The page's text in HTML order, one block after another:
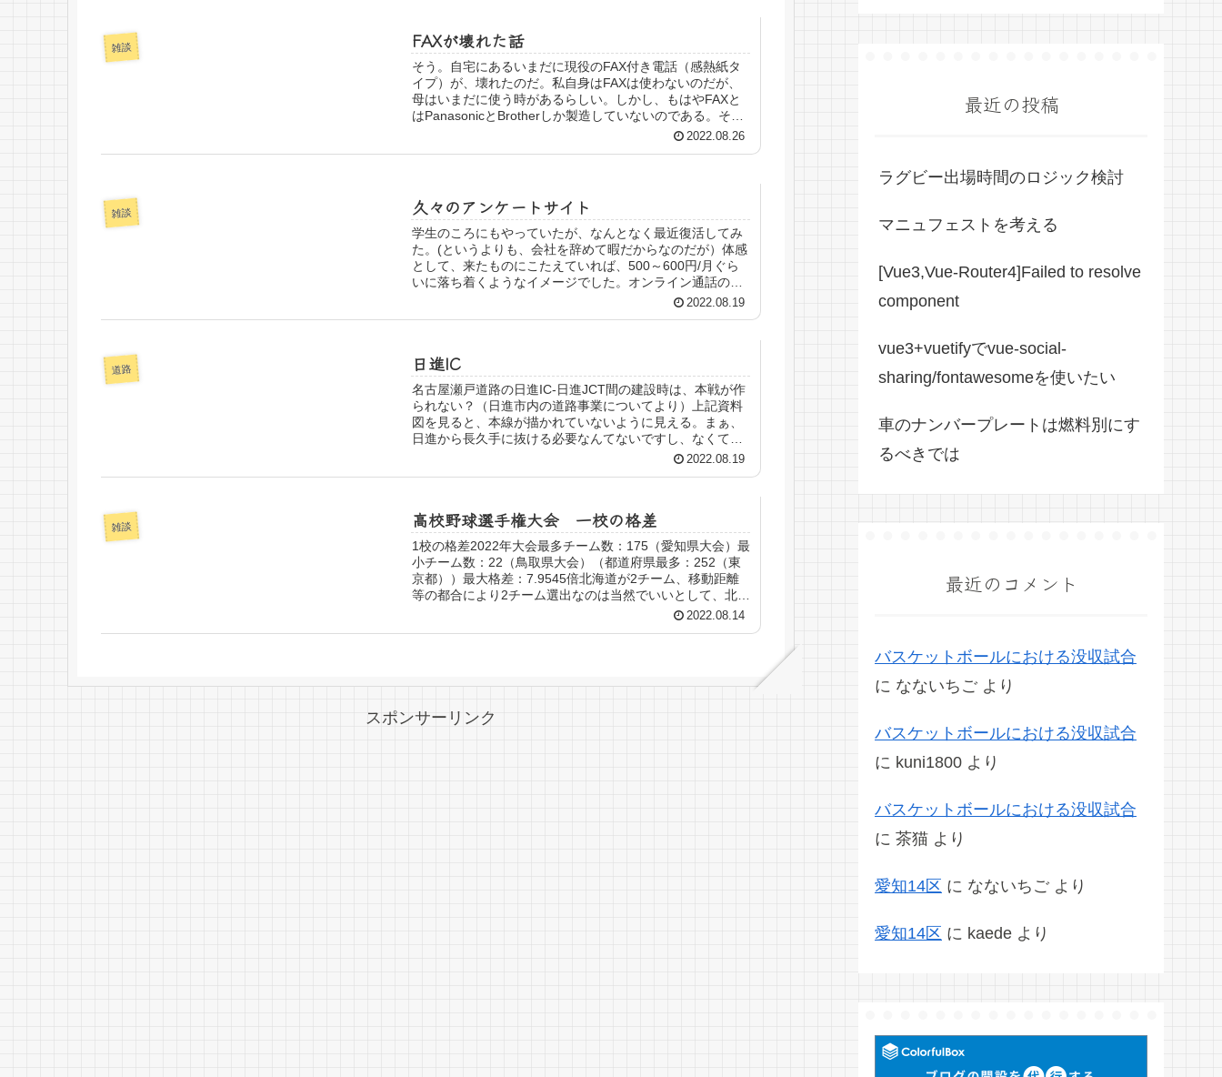
雑談 FAXが壊れた話
そう。自宅にあるいまだに現役のFAX付き電話（感熱紙タ
イプ）が、壊れたのだ。私自身はFAXは使わないのだが、
母はいまだに使う時があるらしい。しかし、もはやFAXと
はPanasonicとBrotherしか製造していないのである。そし
2022.08.26
雑談 久々のアンケートサイト
学生のころにもやっていたが、なんとなく最近復活してみ
た。(というよりも、会社を辞めて暇だからなのだが）体感
として、来たものにこたえていれば、500～600円/月ぐら
いに落ち着くようなイメージでした。オンライン通話のも
2022.08.19
道路 日進IC
名古屋瀬戸道路の日進IC-日進JCT間の建設時は、本戦が作
られない？（日進市内の道路事業についてより）上記資料
図を見ると、本線が描かれていないように見える。まぁ、
日進から長久手に抜ける必要なんてないですし、なくても
2022.08.19
雑談 高校野球選手権大会 一校の格差
1校の格差2022年大会最多チーム数：175（愛知県大会）最
小チーム数：22（鳥取県大会）（都道府県最多：252（東
京都））最大格差：7.9545倍北海道が2チーム、移動距離
等の都合により2チーム選出なのは当然でいいとして、北海
2022.08.14
スポンサーリンク
最近の投稿
ラグビー出場時間のロジック検討
マニュフェストを考える
[Vue3,Vue-Router4]Failed to resolve
component
vue3+vuetifyでvue-social-
sharing/fontawesomeを使いたい
車のナンバープレートは燃料別にす
るべきでは
最近のコメント
バスケットボールにおける没収試合
に なないちご より
バスケットボールにおける没収試合
に kuni1800 より
バスケットボールにおける没収試合
に 茶猫 より
愛知14区 に なないちご より
愛知14区 に kaede より